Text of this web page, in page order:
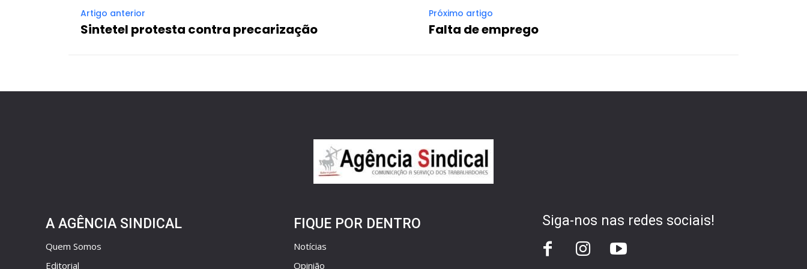
Artigo anterior
Sintetel protesta contra precarização
Próximo artigo
Falta de emprego
A AGÊNCIA SINDICAL
Quem Somos
Editorial
FIQUE POR DENTRO
Notícias
Opinião
Siga-nos nas redes sociais!